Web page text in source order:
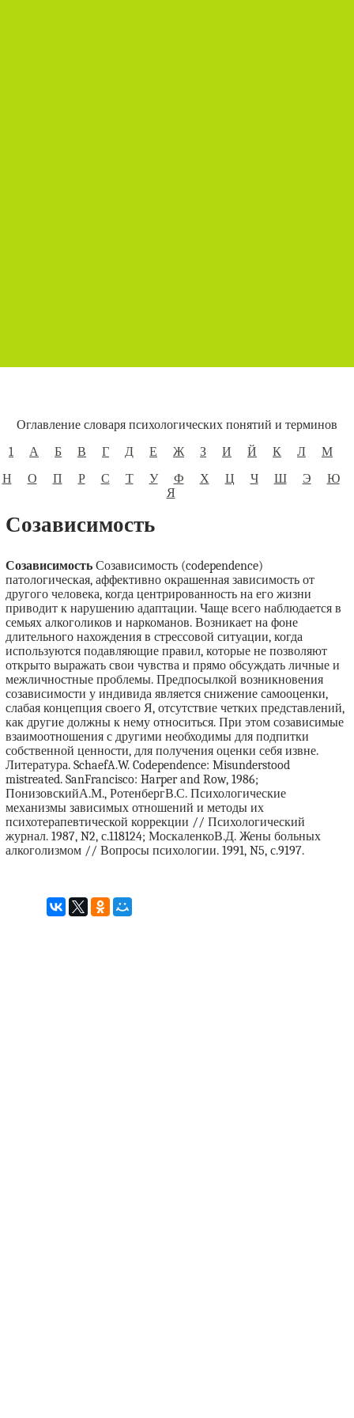
Оглавление словаря психологических понятий и терминов
1
А Б В Г Д Е Ж З И Й К Л
М
Н
О П Р С Т У Ф Х Ц Ч Ш Э
Ю
Я
Созависимость
СозависимостьСозависимость (codependence)
патологическая, аффективно окрашенная зависимость от
другого человека, когда центрированность на его жизни
приводит к нарушению адаптации. Чаще всего наблюдается в
семьях алкоголиков и наркоманов. Возникает на фоне
длительного нахождения в стрессовой ситуации, когда
используются подавляющие правил, которые не позволяют
открыто выражать свои чувства и прямо обсуждать личные и
межличностные проблемы. Предпосылкой возникновения
созависимости у индивида является снижение самооценки,
слабая концепция своего Я, отсутствие четких представлений,
как другие должны к нему относиться. При этом созависимые
взаимоотношения с другими необходимы для подпитки
собственной ценности, для получения оценки себя извне.
Литература. SchaefA.W. Codependence: Misunderstood
mistreated. SanFrancisco: Harper and Row, 1986;
ПонизовскийА.М., РотенбергВ.С. Психологические
механизмы зависимых отношений и методы их
психотерапевтической коррекции // Психологический
журнал. 1987, N2, с.118124; МоскаленкоВ.Д. Жены больных
алкоголизмом // Вопросы психологии. 1991, N5, с.9197.